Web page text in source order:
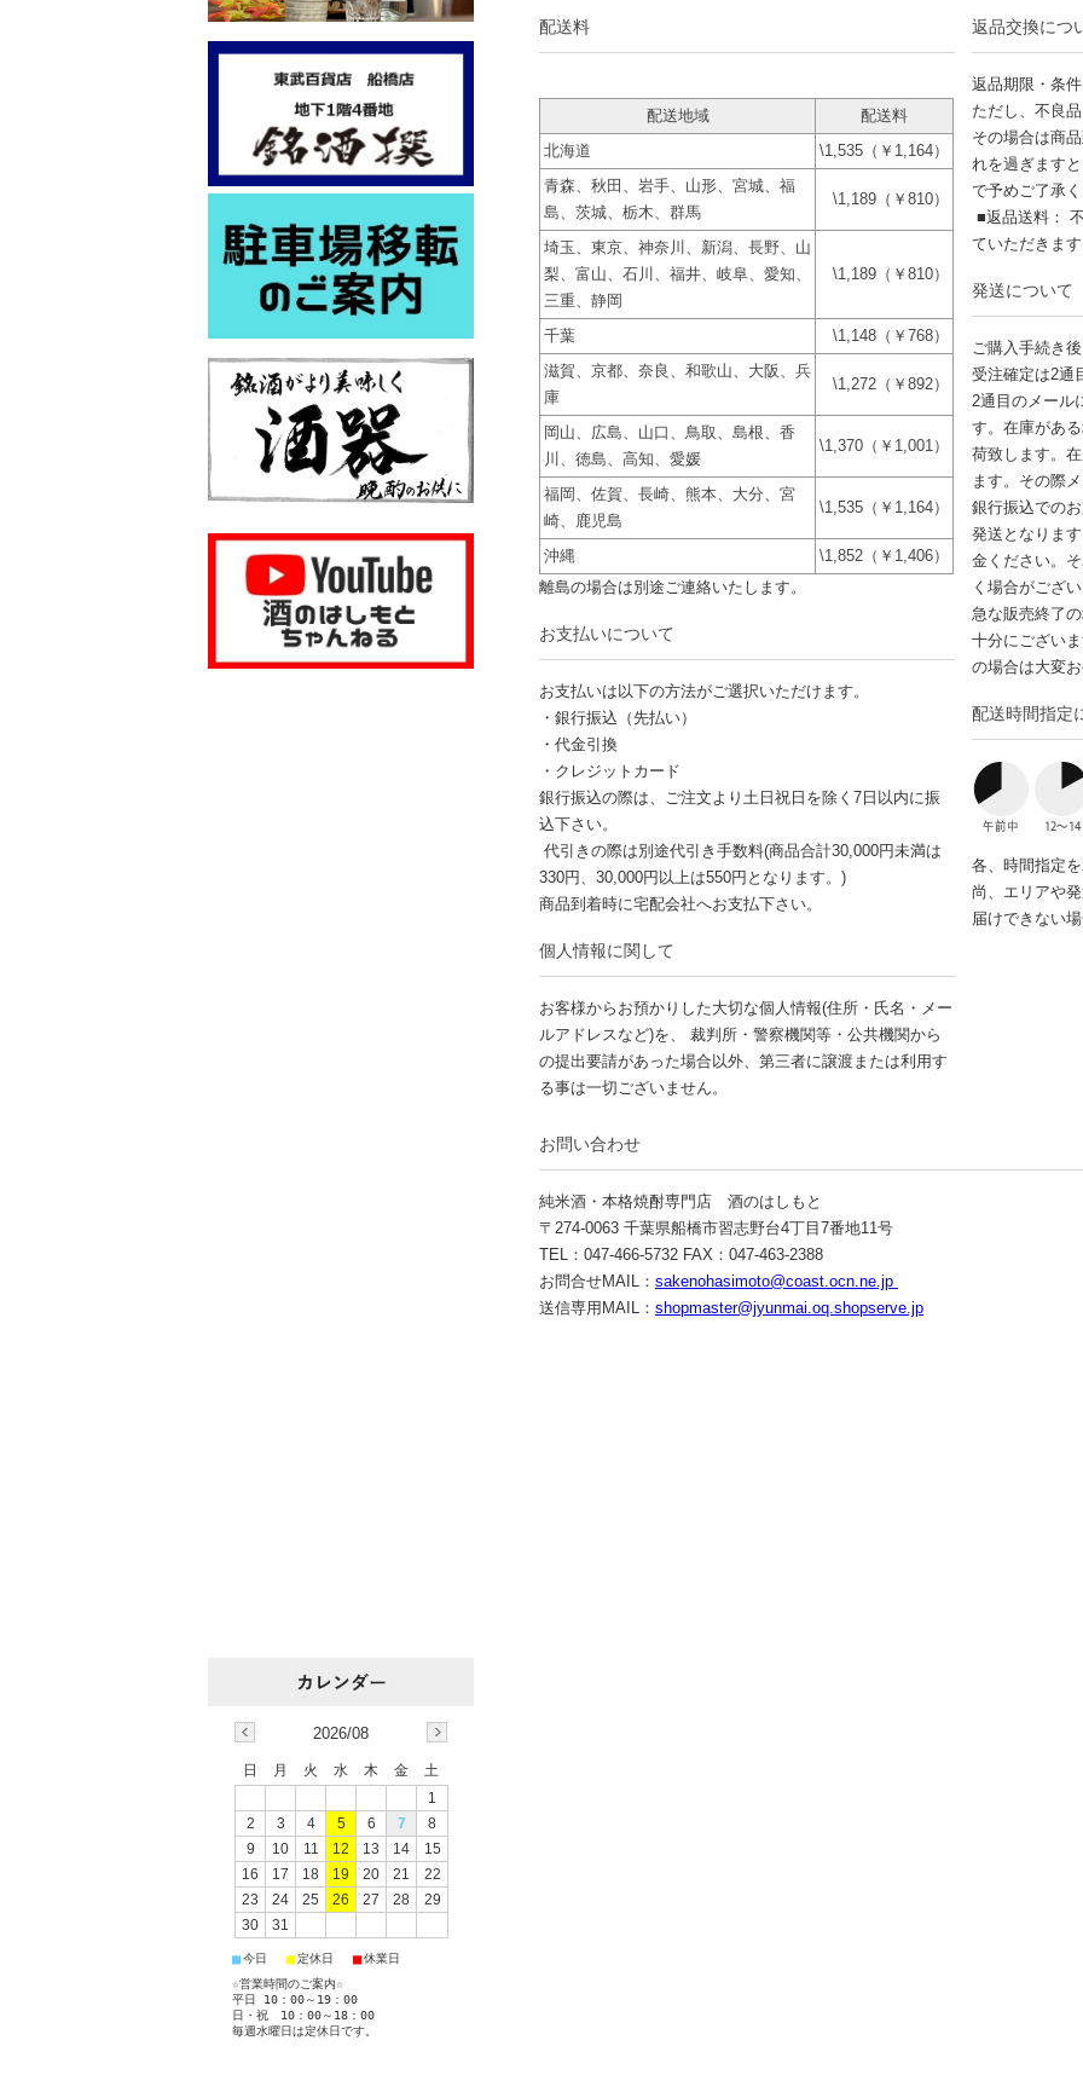
配送料
配送地域
配送料
北海道
\1,535（￥1,164）
青森、秋田、岩手、山形、宮城、福
島、茨城、栃木、群馬
\1,189（￥810）
埼玉、東京、神奈川、新潟、長野、山
梨、富山、石川、福井、岐阜、愛知、
三重、静岡
\1,189（￥810）
千葉
\1,148（￥768）
滋賀、京都、奈良、和歌山、大阪、兵
庫
\1,272（￥892）
岡山、広島、山口、鳥取、島根、香
川、徳島、高知、愛媛
\1,370（￥1,001）
福岡、佐賀、長崎、熊本、大分、宮
崎、鹿児島
\1,535（￥1,164）
沖縄
\1,852（￥1,406）
離島の場合は別途ご連絡いたします。
お支払いについて
お支払いは以下の方法がご選択いただけます。
・銀行振込（先払い）
・代金引換
・クレジットカード
銀行振込の際は、ご注文より土日祝日を除く7日以内に振
込下さい。
代引きの際は別途代引き手数料(商品合計30,000円未満は
330円、30,000円以上は550円となります。)
商品到着時に宅配会社へお支払下さい。
個人情報に関して
お客様からお預かりした大切な個人情報(住所・氏名・メー
ルアドレスなど)を、 裁判所・警察機関等・公共機関から
の提出要請があった場合以外、第三者に譲渡または利用す
る事は一切ございません。
返品交換につ
返品期限・条
ただし、不良
その場合は商
れを過ぎます
で予めご了承く
■返品送料：
ていただきます
発送について
ご購入手続き
受注確定は2通
2通目のメール
す。在庫があ
荷致します。
ます。その際
銀行振込での
発送となりま
金ください。
く場合がござい
急な販売終了
十分にござい
の場合は大変
配送時間指定
各、時間指定を
尚、エリアや
届けできない
お問い合わせ
純米酒・本格焼酎専門店 酒のはしもと
〒274-0063 千葉県船橋市習志野台4丁目7番地11号
TEL：047-466-5732 FAX：047-463-2388
お問合せMAIL： sakenohasimoto@coast.ocn.ne.jp
送信専用MAIL： shopmaster@jyunmai.oq.shopserve.jp
2026/08
日 月 火 水 木 金
土
1
2
3 4 5 6 7
8
9
10 11 12 13 14
15
16
17 18 19 20 21
22
23
24 25 26 27 28
29
30
31
■今日 ■定休日 ■休業日
☆営業時間のご案内☆
平日 10：00～19：00
日・祝 10：00～18：00
毎週水曜日は定休日です。